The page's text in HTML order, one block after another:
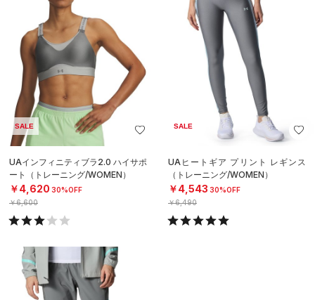
SALE
UAインフィニティブラ2.0 ハイサポ
ート（トレーニング/WOMEN）
￥4,620 30%OFF
￥6,600
SALE
UAヒートギア プリント レギンス
（トレーニング/WOMEN）
￥4,543 30%OFF
￥6,490